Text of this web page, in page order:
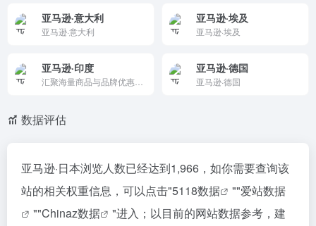
亚马逊·意大利
亚马逊·意大利
亚马逊·埃及
亚马逊·埃及
亚马逊·印度 亚马逊·德国
亚马逊·德国
数据评估
亚马逊·日本浏览人数已经达到1,966，如你需要查询该
站的相关权重信息，可以点击"5118数据 ""爱站数据
""Chinaz数据
"进入；以目前的网站数据参考，建